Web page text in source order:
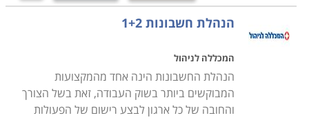
יחסית למצוא ולעבור ממעסיק אחד למשנהו גם בשלהי
הקריירה.
הקורס כולל שיעורים תיאורטיים ומעשיים, ובסיומו ניתן
להתחיל לעבוד מיד, כך ניתן להתחיל קריירה בתחום מעניין
ורווחי זה תוך זמן קצר יחסית, עם אפשרויות קידום רבות
הנהלת חשבונות 1+2
המכללה לניהול
הנהלת החשבונות הינה אחד מהמקצועות
המבוקשים ביותר בשוק העבודה, זאת בשל הצורך
והחובה של כל ארגון לבצע רישום של הפעולות